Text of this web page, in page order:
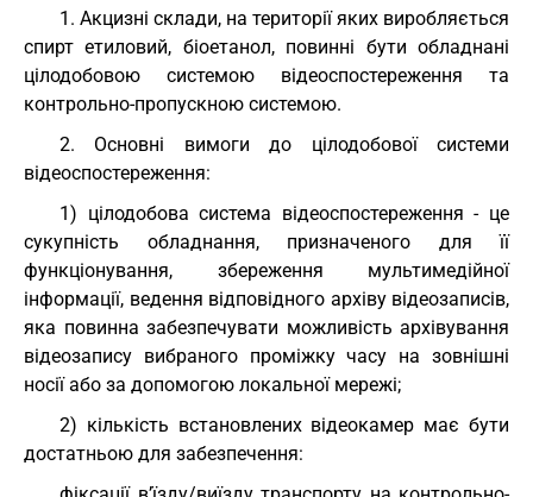
1. Акцизні склади, на території яких виробляється
спирт етиловий, біоетанол, повинні бути обладнані
цілодобовою системою відеоспостереження та
контрольно-пропускною системою.
2. Основні вимоги до цілодобової системи
відеоспостереження:
1) цілодобова система відеоспостереження - це
сукупність обладнання, призначеного для її
функціонування, збереження мультимедійної
інформації, ведення відповідного архіву відеозаписів,
яка повинна забезпечувати можливість архівування
відеозапису вибраного проміжку часу на зовнішні
носії або за допомогою локальної мережі;
2) кількість встановлених відеокамер має бути
достатньою для забезпечення: